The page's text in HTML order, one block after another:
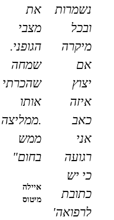
נשמרות
ובכל
מיקרה
אם
יצוץ
איזה
כאב
אני
רגועה
כי יש
כתובת
לרפואה"
את
מצבי
הגופני.
שמחה
שהכרתי
אותו
.ממליצה
ממש
בחום"
איילה
מיטוס